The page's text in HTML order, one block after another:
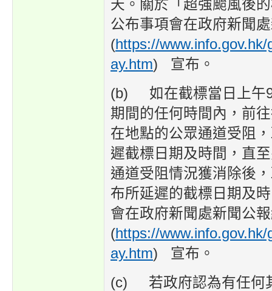
天。關於「超強颱風後
公布事項會在政府新聞
(https://
ay.htm) 宣布。
(b) 如在截標當日上午
期間的任何時間內，前
在地點的公眾通道受阻
遲截標日期及時間，直
通道受阻情況獲消除後
布所延遲的截標日期及
會在政府新聞處新聞公
(https://
ay.htm) 宣布。
(c) 若政府認為有任何